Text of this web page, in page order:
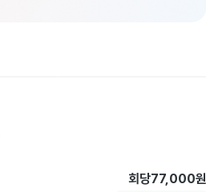
회당77,000원